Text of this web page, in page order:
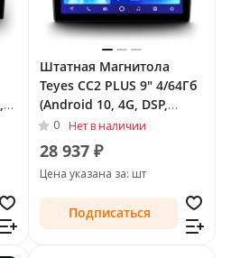
Штатная Магнитола
Teyes CC2 PLUS 9" 4/64Гб
(Android 10, 4G, DSP,
QLed) для FAW Besturn
B30 I 2015 - 2020
0 Нет в наличии
28 937 ₽
Цена указана за: шт
Подписаться